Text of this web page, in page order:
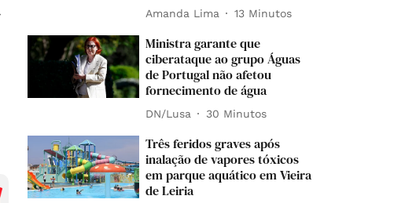
Amanda Lima 13 Minutos
Ministra garante que
ciberataque ao grupo Águas
de Portugal não afetou
fornecimento de água
DN/Lusa 30 Minutos
Três feridos graves após
inalação de vapores tóxicos
em parque aquático em Vieira
de Leiria